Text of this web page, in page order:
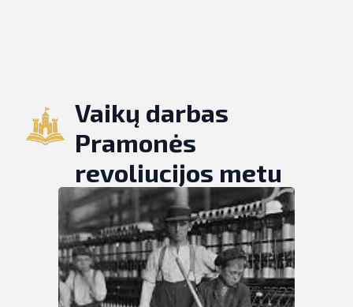
Vaikų darbas
Pramonės
revoliucijos metu